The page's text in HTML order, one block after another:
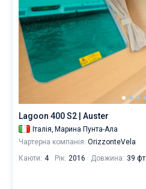
Lagoon 400 S2 | Auster
Італія, Марина Пунта-Ала
Чартерна компанія: OrizzonteVela
Каюти: 4 Рік: 2016 Довжина: 39 фт